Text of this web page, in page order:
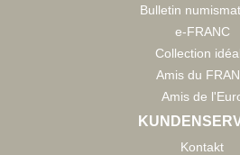
Bulletin
e-FRANC
Collection
Amis du
Amis de
Kontakt